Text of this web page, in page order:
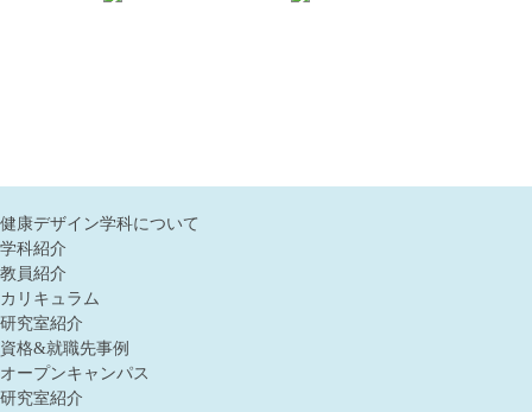
健康デザイン学科について
学科紹介
教員紹介
カリキュラム
研究室紹介
資格&就職先事例
オープンキャンパス
研究室紹介